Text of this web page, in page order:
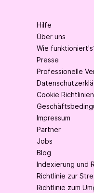
Hilfe
Über uns
Wie
Presse
Professionelle
Cookie Richtlinien
Impressum
Partner
Jobs
Blog
Indexierung und
Richtlinie zur
Richtlinie zum